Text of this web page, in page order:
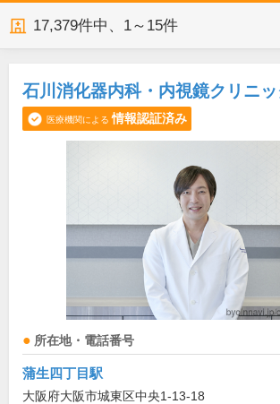
17,379件中、 1～15件
石川消化器内科・内視鏡クリニッ
医療機関による 情報認証済み
所在地・電話番号
蒲生四丁目駅
大阪府大阪市城東区中央1-13-18